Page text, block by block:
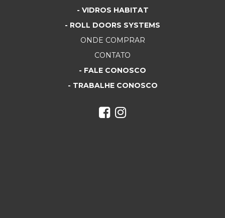
- VIDROS HABITAT
- ROLL DOORS SYSTEMS
ONDE COMPRAR
CONTATO
- FALE CONOSCO
- TRABALHE CONOSCO